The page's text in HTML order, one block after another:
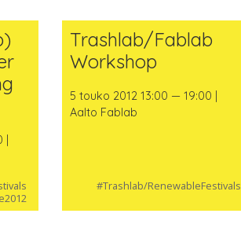
Trashlab/Fablab
Workshop
5 touko 2012 13:00 — 19:00 |
Aalto Fablab
#Trashlab/RenewableFestivals